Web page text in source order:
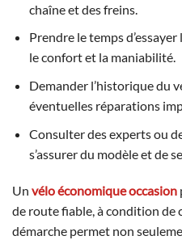
chaîne et des freins.
Prendre le temps
le confort et la maniabilité.
Demander l’historique du
éventuelles réparations
Consulter des experts ou
s’assurer du modèle et de
Un vélo économique occasion
de route fiable, à condition de
démarche permet non